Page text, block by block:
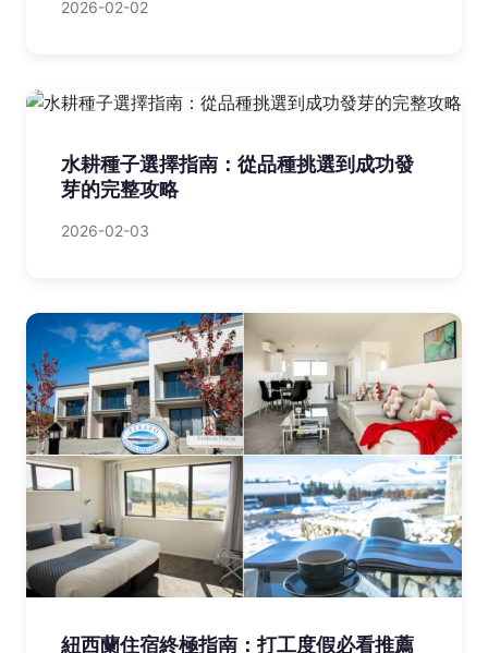
2026-02-02
水耕種子選擇指南：從品種挑選到成功發
芽的完整攻略
2026-02-03
紐西蘭住宿終極指南：打工度假必看推薦